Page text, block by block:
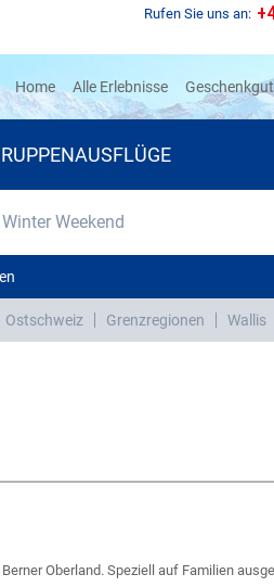
Rufen Sie uns an:
Home(current)
Alle Erlebnisse
Winter Weekend
Ostschweiz Grenzregionen Wallis
Oberland. Speziell auf Familien